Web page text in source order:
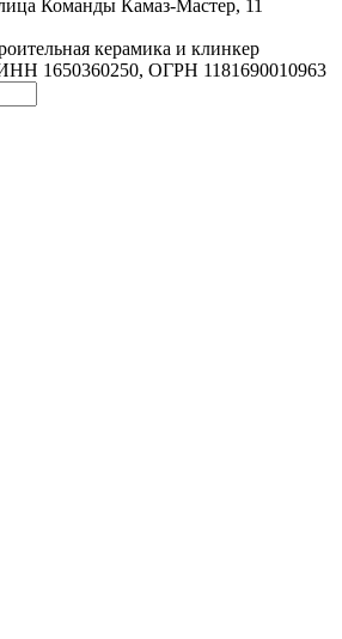
Команды Камаз-Мастер, 11
керамика и клинкер
1650360250, ОГРН 1181690010963